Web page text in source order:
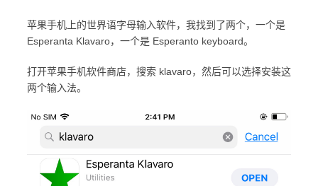
苹果手机上的世界语字母输入软件，我找到了两个，一个是
Esperanta Klavaro，一个是 Esperanto keyboard。
打开苹果手机软件商店，搜索 klavaro，然后可以选择安装这
两个输入法。